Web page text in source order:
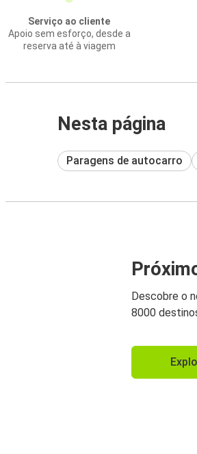
Serviço ao cliente
Apoio sem esforço, desde a
reserva até à viagem
Nesta página
Paragens de autocarro
Descobre o
8000